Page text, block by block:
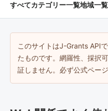
すべてカテゴリー一覧地域一覧
このサイトはJ-Grants API
たものです。網羅性、採択
証しません。必ず公式ペー